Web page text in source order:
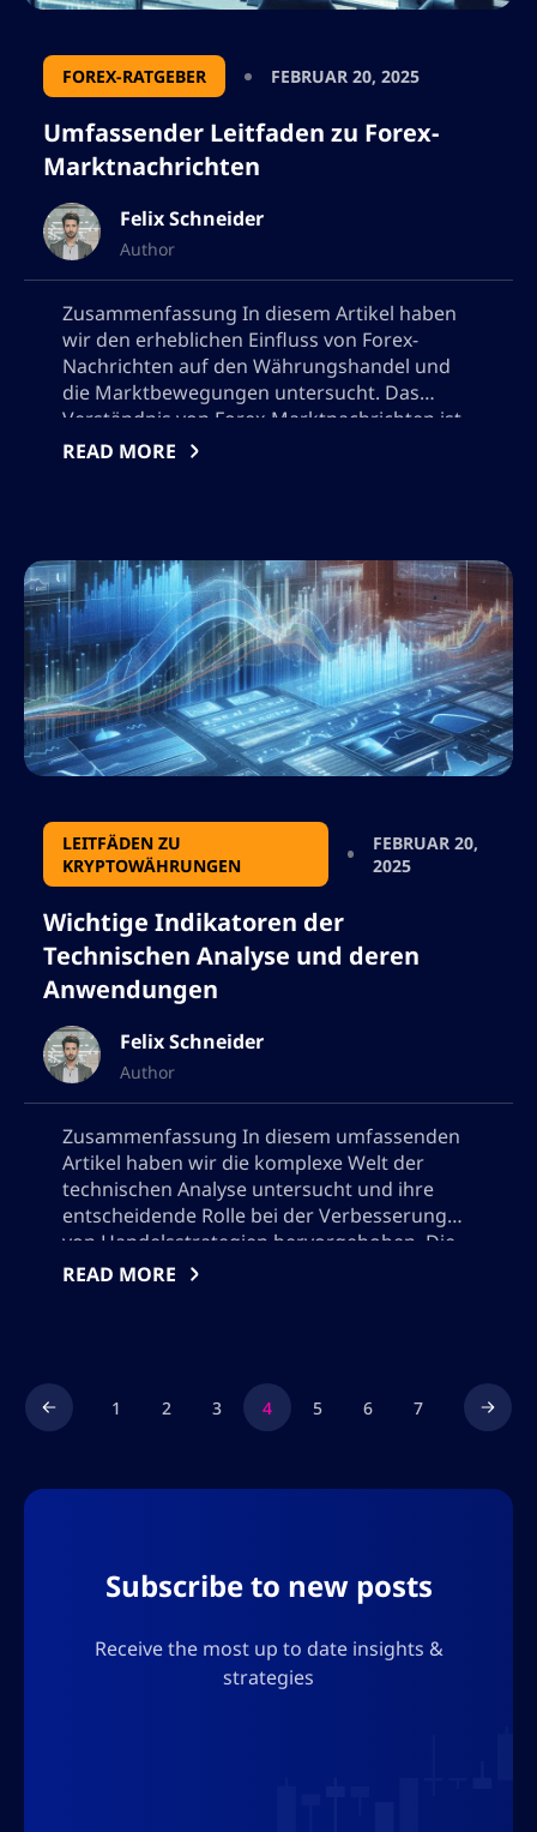
FOREX-RATGEBER FEBRUAR 20, 2025
Umfassender Leitfaden zu Forex-
Marktnachrichten
Felix Schneider
Author
Zusammenfassung In diesem Artikel haben
wir den erheblichen Einfluss von Forex-
Nachrichten auf den Währungshandel und
die Marktbewegungen untersucht. Das
Verständnis von Forex-Marktnachrichten ist
entscheidend für Händler, die fundierte
sich an sowohl bullische als auch […]
READ MORE
LEITFÄDEN ZU
KRYPTOWÄHRUNGEN
FEBRUAR 20,
2025
Wichtige Indikatoren der
Technischen Analyse und deren
Anwendungen
Felix Schneider
Author
Zusammenfassung In diesem umfassenden
Artikel haben wir die komplexe Welt der
technischen Analyse untersucht und ihre
entscheidende Rolle bei der Verbesserung
von Handelsstrategien hervorgehoben. Die
technische Analyse dient als Grundpfeiler für
bietet. Durch die Nutzung […]
READ MORE
1 2 3 4 5 6 7
Subscribe to new posts
Receive the most up to date insights &
strategies